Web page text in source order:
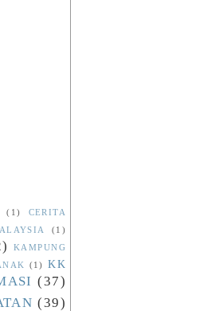
(1)
CERITA
(1)
KAMPUNG
(1)
KK
(37)
(39)